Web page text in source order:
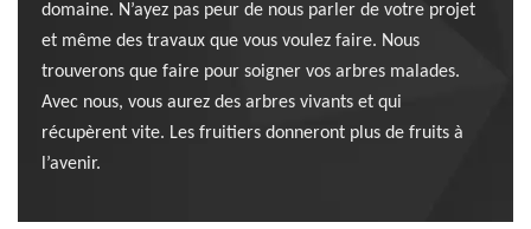
domaine. N’ayez pas peur de nous parler de votre projet
et même des travaux que vous voulez faire. Nous
trouverons que faire pour soigner vos arbres malades.
Avec nous, vous aurez des arbres vivants et qui
récupèrent vite. Les fruitiers donneront plus de fruits à
l’avenir.